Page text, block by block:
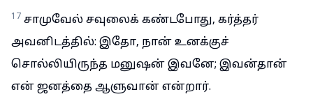
17 சாமுவேல் சவுலைக் கண்டபோது, கர்த்தர்
அவனிடத்தில்: இதோ, நான் உனக்குச்
சொல்லியிருந்த மனுஷன் இவனே; இவன்தான்
என் ஜனத்தை ஆளுவான் என்றார்.